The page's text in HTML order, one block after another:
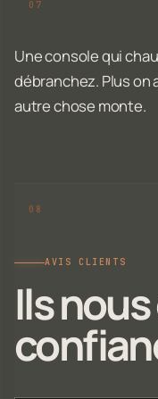
Une console qui
débranchez. Plus on
autre chose monte.
AVIS CLIENTS
Ils